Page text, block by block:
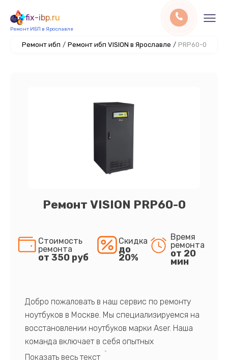
fix-ibp.ru
Ремонт ИБП в Ярославле
Ремонт ибп / Ремонт ибп VISION в Ярославле / PRP60-0
Ремонт VISION PRP60-0
Стоимость
ремонта
от 350 руб
Скидка
до
20%
Время
ремонта
от 20
мин
Добро пожаловать в наш сервис по ремонту
ноутбуков в Москве. Мы специализируемся на
восстановлении ноутбуков марки Aser. Наша
команда включает в себя опытных
профессионалов с обширными знаниями и